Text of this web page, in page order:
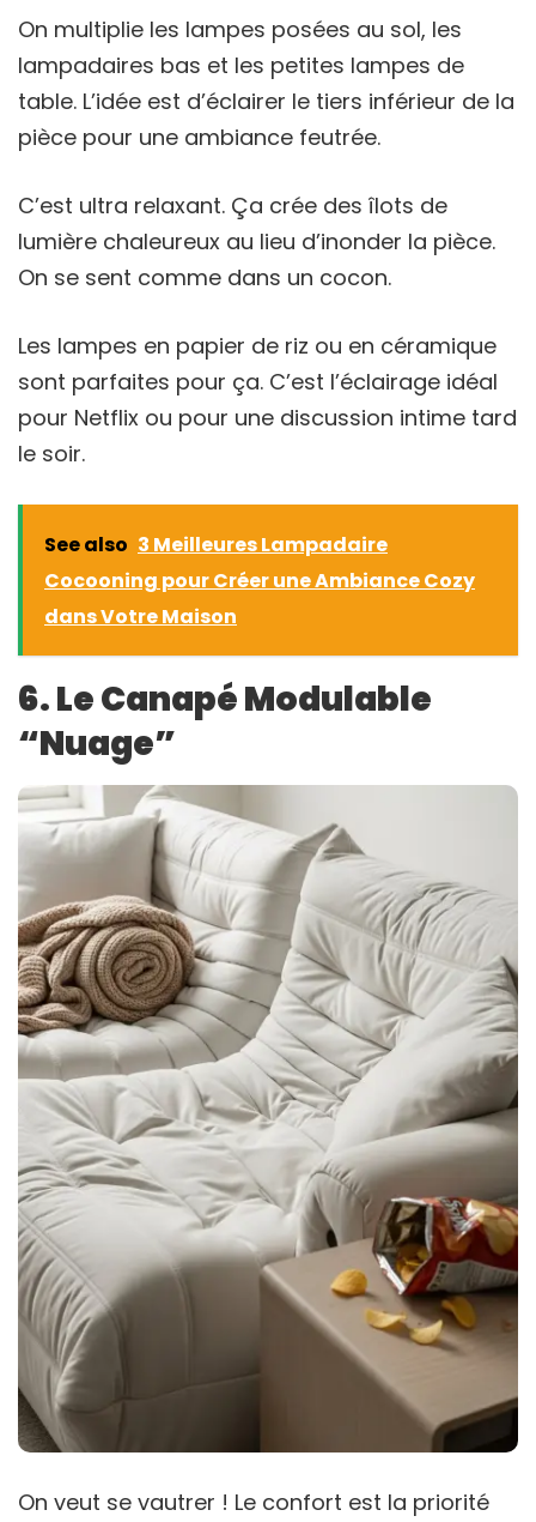
On multiplie les lampes posées au sol, les
lampadaires bas et les petites lampes de
table. L’idée est d’éclairer le tiers inférieur de la
pièce pour une ambiance feutrée.
C’est ultra relaxant. Ça crée des îlots de
lumière chaleureux au lieu d’inonder la pièce.
On se sent comme dans un cocon.
Les lampes en papier de riz ou en céramique
sont parfaites pour ça. C’est l’éclairage idéal
pour Netflix ou pour une discussion intime tard
le soir.
See also 3 Meilleures Lampadaire
Cocooning pour Créer une Ambiance Cozy
dans Votre Maison
6. Le Canapé Modulable
“Nuage”
On veut se vautrer ! Le confort est la priorité